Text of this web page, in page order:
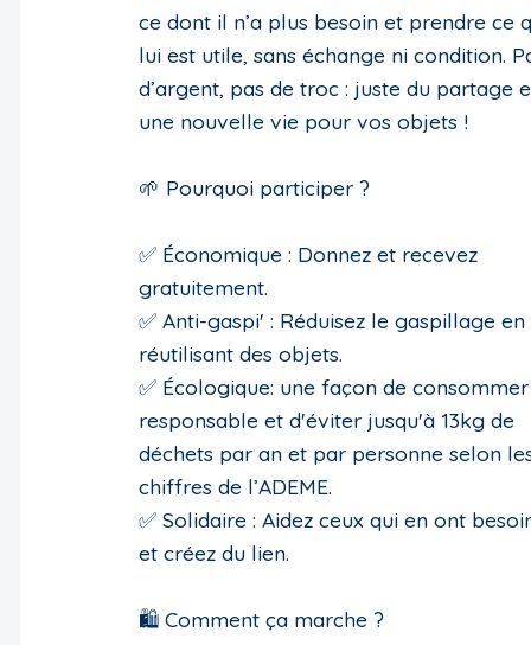
ce dont il n’a plus besoin et prendre ce
lui est utile, sans échange ni condition.
d’argent, pas de troc : juste du partage
une nouvelle vie pour vos objets !
🌱 Pourquoi participer ?
✅ Économique : Donnez et recevez
gratuitement.
✅ Anti-gaspi' : Réduisez le gaspillage en
réutilisant des objets.
✅ Écologique: une façon de consommer
responsable et d'éviter jusqu'à 13kg de
déchets par an et par personne selon
chiffres de l’ADEME.
✅ Solidaire : Aidez ceux qui en ont
et créez du lien.
🛍 Comment ça marche ?